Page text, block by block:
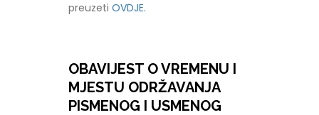
preuzetiOVDJE.
OBAVIJEST O VREMENU I
MJESTU ODRŽAVANJA
PISMENOG I USMENOG